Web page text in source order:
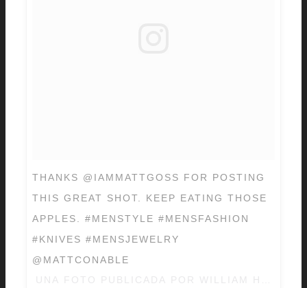
THANKS @IAMMATTGOSS FOR POSTING
THIS GREAT SHOT. KEEP EATING THOSE
APPLES. #MENSTYLE #MENSFASHION
#KNIVES #MENSJEWELRY
@MATTCONABLE